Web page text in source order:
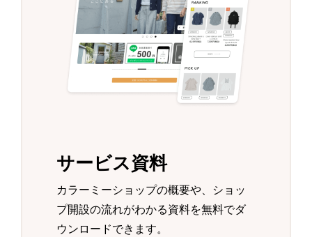
サービス資料
カラーミーショップの概要や、ショッ
プ開設の流れがわかる資料を無料でダ
ウンロードできます。